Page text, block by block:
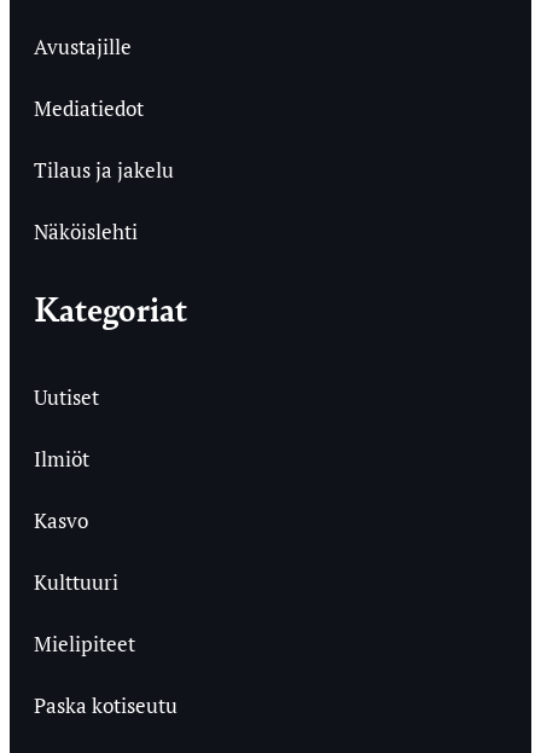
Avustajille
Mediatiedot
Tilaus ja jakelu
Näköislehti
Kategoriat
Uutiset
Ilmiöt
Kasvo
Kulttuuri
Mielipiteet
Paska kotiseutu